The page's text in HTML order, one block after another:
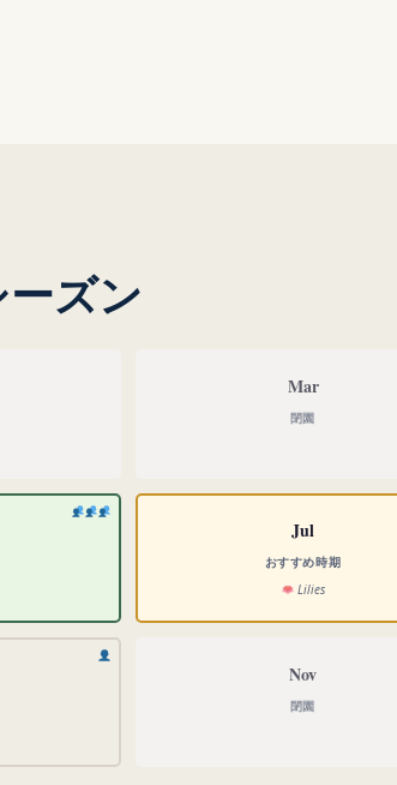
ズン
Mar
閉園
Jul
おすすめ時期
Lilies
Nov
閉園